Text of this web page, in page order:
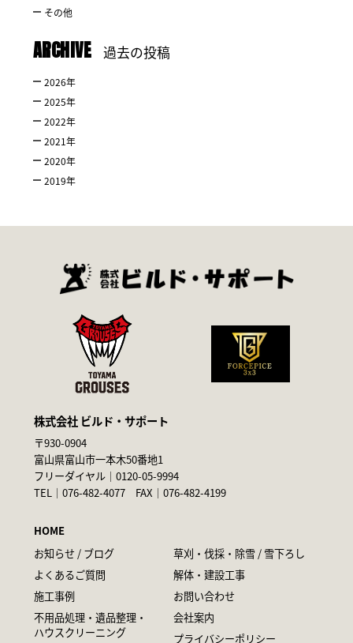
その他
ARCHIVE 過去の投稿
2026年
2025年
2022年
2021年
2020年
2019年
株式会社 ビルド・サポート
〒930-0904
富山県富山市一本木50番地1
フリーダイヤル｜0120-05-9994
TEL｜076-482-4077 FAX｜076-482-4199
HOME
お知らせ / ブログ
草刈・伐採・除雪 / 雪下ろし
よくあるご質問
解体・建設工事
施工事例
お問い合わせ
不用品処理・遺品整理・
ハウスクリーニング
会社案内
プライバシーポリシー